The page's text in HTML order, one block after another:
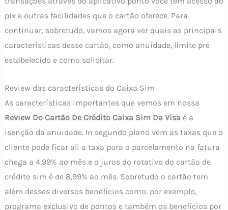
pix e outras facilidades que o cartão oferece. Para
continuar, sobretudo, vamos agora ver quais as principais
características desse cartão, como anuidade, limite pré
estabelecido e como solicitar.
Review das características do Caixa Sim
As características importantes que vemos em nossa
Review Do Cartão De Crédito Caixa Sim Da Visa é a
isenção da anuidade. In segundo plano vem as taxas que o
cliente pode ficar ali a taxa para o parcelamento na fatura
chega a 4,99% ao mês e o juros do rotativo do cartão de
crédito sim é de 8,99% ao mês. Sobretudo o cartão tem
além desses diversos benefícios como, por exemplo,
programa exclusivo de pontos e também os benefícios por